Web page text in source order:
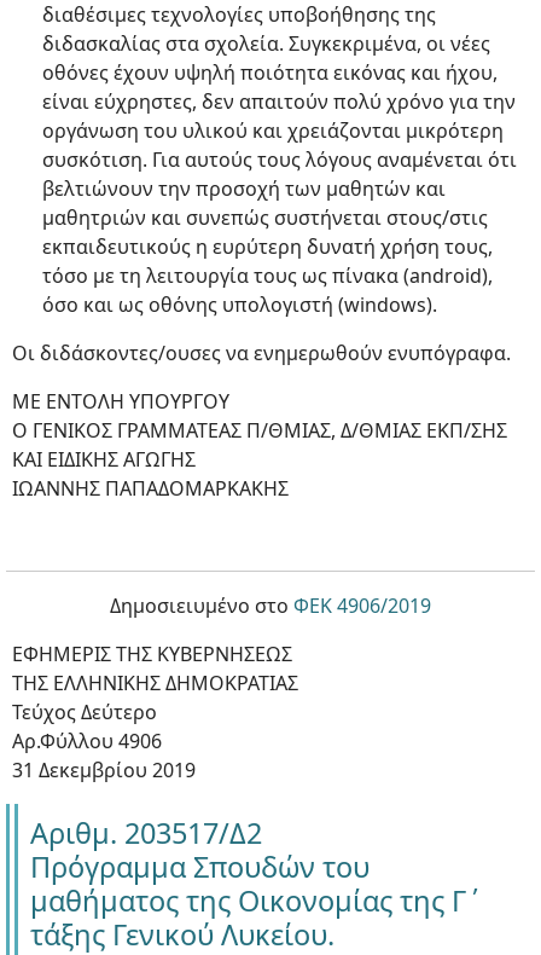
διαθέσιμες τεχνολογίες υποβοήθησης της
διδασκαλίας στα σχολεία. Συγκεκριμένα, οι νέες
οθόνες έχουν υψηλή ποιότητα εικόνας και ήχου,
είναι εύχρηστες, δεν απαιτούν πολύ χρόνο για την
οργάνωση του υλικού και χρειάζονται μικρότερη
συσκότιση. Για αυτούς τους λόγους αναμένεται ότι
βελτιώνουν την προσοχή των μαθητών και
μαθητριών και συνεπώς συστήνεται στους/στις
εκπαιδευτικούς η ευρύτερη δυνατή χρήση τους,
τόσο με τη λειτουργία τους ως πίνακα (android),
όσο και ως οθόνης υπολογιστή (windows).
Οι διδάσκοντες/ουσες να ενημερωθούν ενυπόγραφα.
ΜΕ ΕΝΤΟΛΗ ΥΠΟΥΡΓΟΥ
Ο ΓΕΝΙΚΟΣ ΓΡΑΜΜΑΤΕΑΣ Π/ΘΜΙΑΣ, Δ/ΘΜΙΑΣ ΕΚΠ/ΣΗΣ
ΚΑΙ ΕΙΔΙΚΗΣ ΑΓΩΓΗΣ
ΙΩΑΝΝΗΣ ΠΑΠΑΔΟΜΑΡΚΑΚΗΣ
Δημοσιειυμένο στο ΦΕΚ 4906/2019
ΕΦΗΜΕΡΙΣ ΤΗΣ ΚΥΒΕΡΝΗΣΕΩΣ
ΤΗΣ ΕΛΛΗΝΙΚΗΣ ΔΗΜΟΚΡΑΤΙΑΣ
Τεύχος Δεύτερο
Αρ.Φύλλου 4906
31 Δεκεμβρίου 2019
Αριθμ. 203517/Δ2
Πρόγραμμα Σπουδών του
μαθήματος της Οικονομίας της Γ΄
τάξης Γενικού Λυκείου.